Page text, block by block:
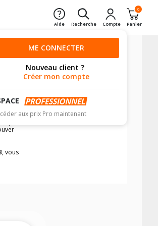
Aide Recherche Compte
0
Panier
ME CONNECTER
Nouveau client ?
Créer mon compte
aux prix Pro maintenant
pneus
, vous
de bord de